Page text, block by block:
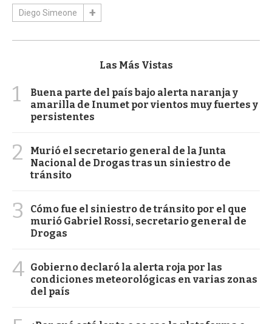
Diego Simeone
Las Más Vistas
1
Buena parte del país bajo alerta naranja y
amarilla de Inumet por vientos muy fuertes y
persistentes
2
Murió el secretario general de la Junta
Nacional de Drogas tras un siniestro de
tránsito
3
Cómo fue el siniestro de tránsito por el que
murió Gabriel Rossi, secretario general de
Drogas
4 Gobierno declaró la alerta roja por las
condiciones meteorológicas en varias zonas
del país